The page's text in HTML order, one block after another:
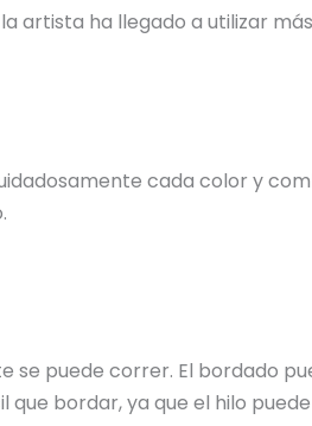
ha llegado a utilizar
cada color y
puede correr. El bordado
bordar, ya que el hilo